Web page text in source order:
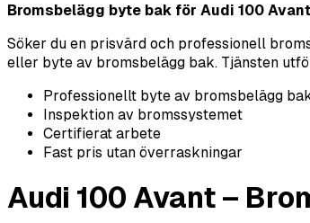
Bromsbelägg byte bak för Audi 100
Söker du en prisvärd och professionell
eller byte av bromsbelägg bak. Tjänsten
Professionellt byte av bromsbelägg
Inspektion av bromssystemet
Certifierat arbete
Fast pris utan överraskningar
Audi 100 Avant –